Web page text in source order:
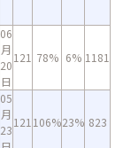
06
月
20
日
121 78% 6% 1181
05
月
23
121 106%23% 823